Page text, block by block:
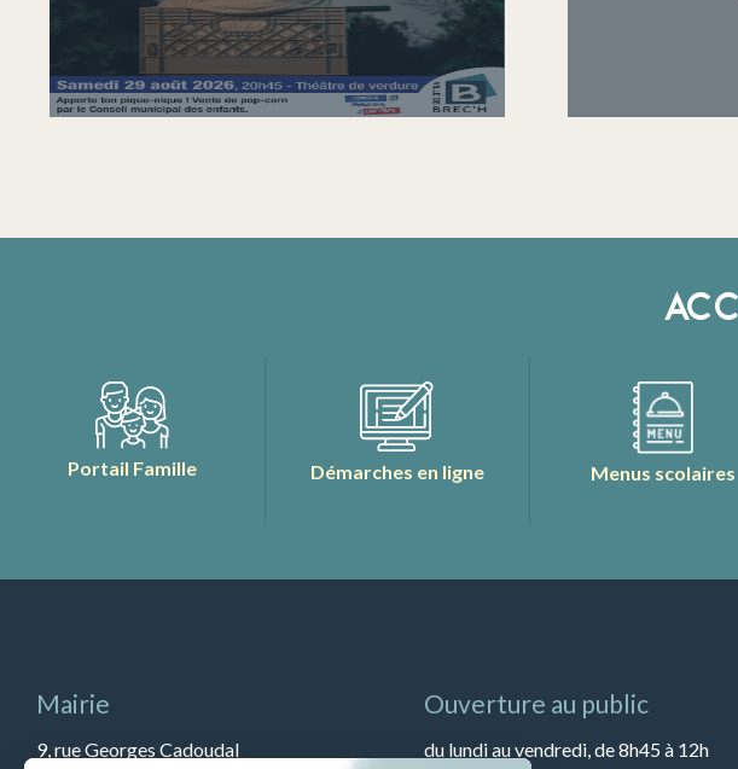
Portail Famille Démarches en ligne Menus scolaires
Mairie
9, rue Georges Cadoudal
Ouverture au public
du lundi au vendredi, de 8h45 à 12h